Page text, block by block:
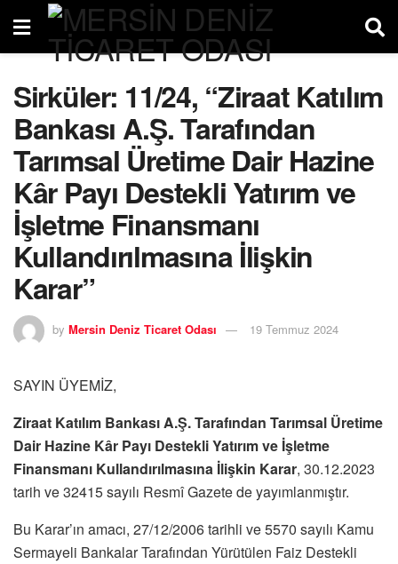
Sirküler: 11/24, “Ziraat Katılım
Bankası A.Ş. Tarafından
Tarımsal Üretime Dair Hazine
Kâr Payı Destekli Yatırım ve
İşletme Finansmanı
Kullandırılmasına İlişkin
Karar”
by Mersin Deniz Ticaret Odası 19 Temmuz 2024
SAYIN ÜYEMİZ,
Ziraat Katılım Bankası A.Ş. Tarafından Tarımsal Üretime
Dair Hazine Kâr Payı Destekli Yatırım ve İşletme
Finansmanı Kullandırılmasına İlişkin Karar, 30.12.2023
tarih ve 32415 sayılı Resmî Gazete de yayımlanmıştır.
Bu Karar’ın amacı, 27/12/2006 tarihli ve 5570 sayılı Kamu
Sermayeli Bankalar Tarafından Yürütülen Faiz Destekli